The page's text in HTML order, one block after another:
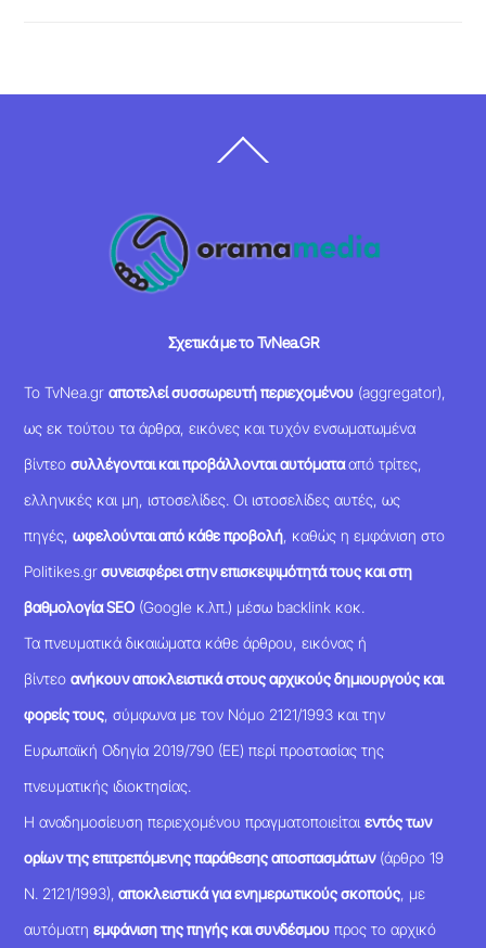
To
Σχετικά με το TvNea.GR
Το TvNea.grαποτελεί συσσωρευτή περιεχομένου (aggregator),
ως εκ τούτου τα άρθρα, εικόνες και τυχόν ενσωματωμένα
βίντεοσυλλέγονται και προβάλλονται αυτόματααπό τρίτες,
ελληνικές και μη, ιστοσελίδες. Οι ιστοσελίδες αυτές, ως
πηγές,ωφελούνται από κάθε προβολή , καθώς η εμφάνιση στο
Politikes.grσυνεισφέρει στην επισκεψιμότητά τους και στη
βαθμολογία SEO (Google κ.λπ.) μέσω backlink κοκ.
Τα πνευματικά δικαιώματα κάθε άρθρου, εικόνας ή
βίντεοανήκουν αποκλειστικά στους αρχικούς δημιουργούς και
φορείς τους , σύμφωνα με τον Νόμο 2121/1993 και την
Ευρωπαϊκή Οδηγία 2019/790 (ΕΕ) περί προστασίας της
πνευματικής ιδιοκτησίας.
Η αναδημοσίευση περιεχομένου πραγματοποιείταιεντός των
ορίων της επιτρεπόμενης παράθεσης αποσπασμάτων(άρθρο 19
Ν. 2121/1993), αποκλειστικά για ενημερωτικούς σκοπούς , με
αυτόματηεμφάνιση της πηγής και συνδέσμου προς το αρχικό